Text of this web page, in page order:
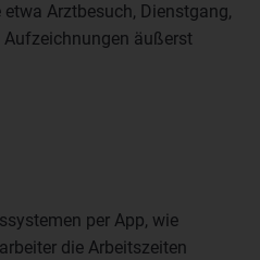
Arztbesuch, Dienstgang,
Aufzeichnungen äußerst
per App, wie
die Arbeitszeiten